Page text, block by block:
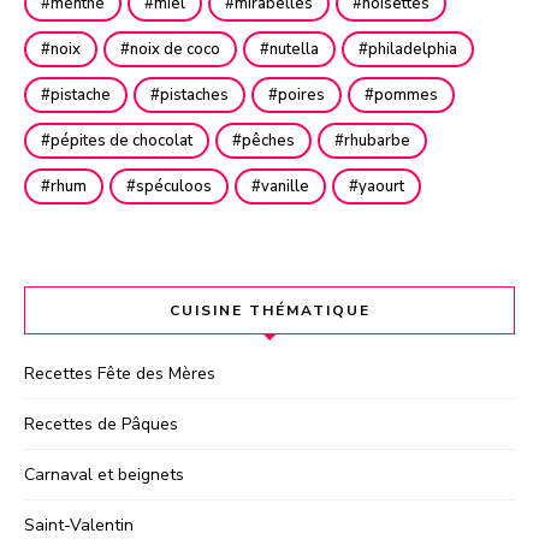
noix noix de coco nutella philadelphia
pistache pistaches poires pommes
pépites de chocolat pêches rhubarbe
rhum spéculoos vanille yaourt
CUISINE THÉMATIQUE
Recettes Fête des Mères
Recettes de Pâques
Carnaval et beignets
Saint-Valentin